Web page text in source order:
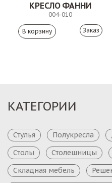
КРЕСЛО ФАННИ
004-010
Заказ
КАТЕГОРИИ
Стулья Полукресла
Столы
Столешницы
Складная мебель